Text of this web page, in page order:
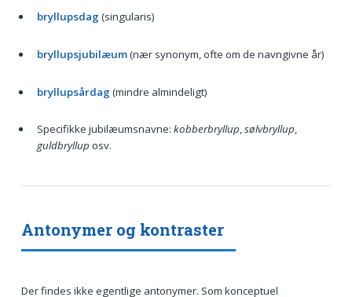
bryllupsdag (singularis)
bryllupsjubilæum(nær synonym, ofte om de navngivne år)
bryllupsårdag (mindre almindeligt)
Specifikke jubilæumsnavne: kobberbryllup,sølvbryllup,
guldbryllup osv.
Antonymer og kontraster
Der findes ikke egentlige antonymer. Som konceptuel